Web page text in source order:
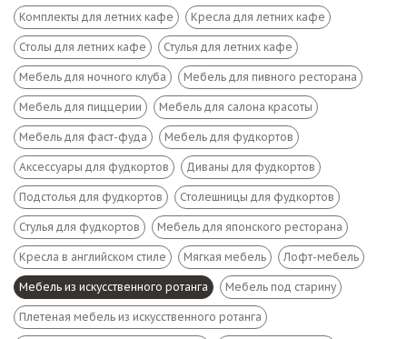
Комплекты для летних кафе Кресла для летних кафе
Столы для летних кафе Стулья для летних кафе
Мебель для ночного клуба Мебель для пивного ресторана
Мебель для пиццерии Мебель для салона красоты
Мебель для фаст-фуда Мебель для фудкортов
Аксессуары для фудкортов Диваны для фудкортов
Подстолья для фудкортов Столешницы для фудкортов
Стулья для фудкортов Мебель для японского ресторана
Кресла в английском стиле Мягкая мебель Лофт-мебель
Мебель из искусственного ротанга Мебель под старину
Плетеная мебель из искусственного ротанга